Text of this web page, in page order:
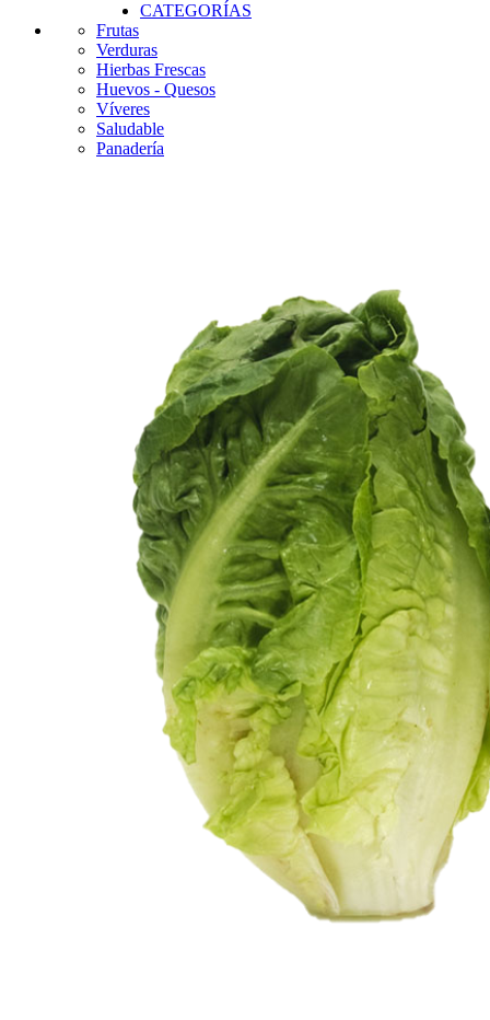
CATEGORÍAS
Frutas
Verduras
Hierbas Frescas
Huevos - Quesos
Víveres
Saludable
Panadería